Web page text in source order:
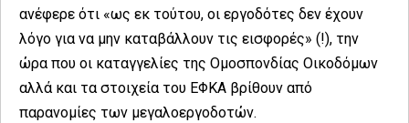
ανέφερε ότι «ως εκ τούτου, οι εργοδότες δεν έχουν
λόγο για να μην καταβάλλουν τις εισφορές» (!), την
ώρα που οι καταγγελίες της Ομοσπονδίας Οικοδόμων
αλλά και τα στοιχεία του ΕΦΚΑ βρίθουν από
παρανομίες των μεγαλοεργοδοτών.